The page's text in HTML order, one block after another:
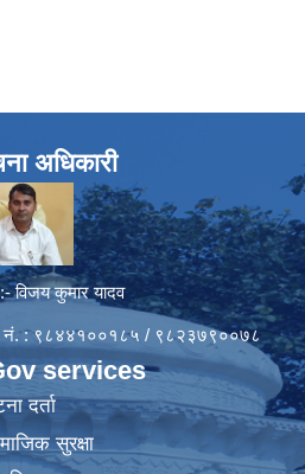
अधिकारी
विजय कुमार यादव
नं. : ९८४४१००१८५ / ९८२३७९००७८
services
दर्ता
सुरक्षा